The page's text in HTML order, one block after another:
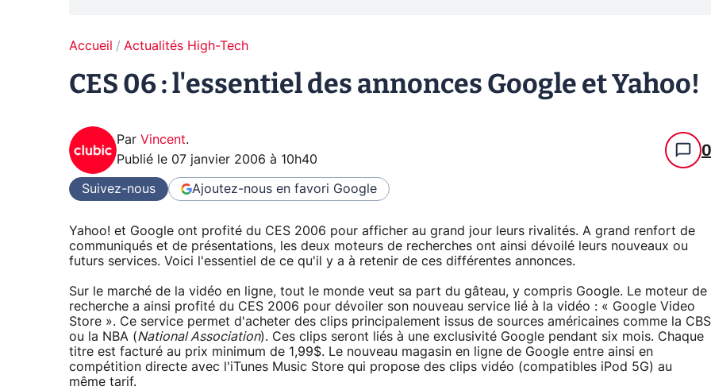
Accueil Actualités High-Tech
CES 06 : l'essentiel des annonces Google et Yahoo!
Par Vincent.
Publié le 07 janvier 2006 à 10h40 0
Suivez-nous Ajoutez-nous en favori Google
Yahoo! et Google ont profité du CES 2006 pour afficher au grand jour leurs rivalités. A grand renfort de
communiqués et de présentations, les deux moteurs de recherches ont ainsi dévoilé leurs nouveaux ou
futurs services. Voici l'essentiel de ce qu'il y a à retenir de ces différentes annonces.
Sur le marché de la vidéo en ligne, tout le monde veut sa part du gâteau, y compris Google. Le moteur de
recherche a ainsi profité du CES 2006 pour dévoiler son nouveau service lié à la vidéo : « Google Video
Store ». Ce service permet d'acheter des clips principalement issus de sources américaines comme la CBS
ou la NBA (National Association). Ces clips seront liés à une exclusivité Google pendant six mois. Chaque
titre est facturé au prix minimum de 1,99$. Le nouveau magasin en ligne de Google entre ainsi en
compétition directe avec l'iTunes Music Store qui propose des clips vidéo (compatibles iPod 5G) au
même tarif.